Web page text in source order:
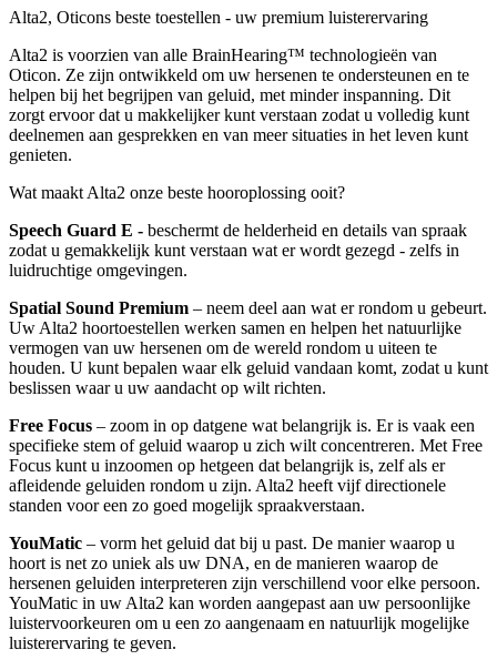
Alta2, Oticons beste toestellen - uw premium luisterervaring
Alta2 is voorzien van alle BrainHearing™ technologieën van
Oticon. Ze zijn ontwikkeld om uw hersenen te ondersteunen en te
helpen bij het begrijpen van geluid, met minder inspanning. Dit
zorgt ervoor dat u makkelijker kunt verstaan zodat u volledig kunt
deelnemen aan gesprekken en van meer situaties in het leven kunt
genieten.
Wat maakt Alta2 onze beste hooroplossing ooit?
Speech Guard E - beschermt de helderheid en details van spraak
zodat u gemakkelijk kunt verstaan wat er wordt gezegd - zelfs in
luidruchtige omgevingen.
Spatial Sound Premium – neem deel aan wat er rondom u gebeurt.
Uw Alta2 hoortoestellen werken samen en helpen het natuurlijke
vermogen van uw hersenen om de wereld rondom u uiteen te
houden. U kunt bepalen waar elk geluid vandaan komt, zodat u kunt
beslissen waar u uw aandacht op wilt richten.
Free Focus – zoom in op datgene wat belangrijk is. Er is vaak een
specifieke stem of geluid waarop u zich wilt concentreren. Met Free
Focus kunt u inzoomen op hetgeen dat belangrijk is, zelf als er
afleidende geluiden rondom u zijn. Alta2 heeft vijf directionele
standen voor een zo goed mogelijk spraakverstaan.
YouMatic – vorm het geluid dat bij u past. De manier waarop u
hoort is net zo uniek als uw DNA, en de manieren waarop de
hersenen geluiden interpreteren zijn verschillend voor elke persoon.
YouMatic in uw Alta2 kan worden aangepast aan uw persoonlijke
luistervoorkeuren om u een zo aangenaam en natuurlijk mogelijke
luisterervaring te geven.